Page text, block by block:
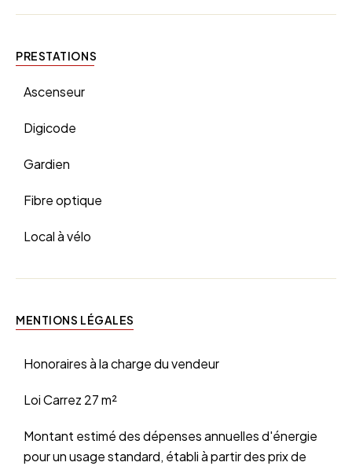
PRESTATIONS
Ascenseur
Digicode
Gardien
Fibre optique
Local à vélo
MENTIONS LÉGALES
Honoraires à la charge du vendeur
Loi Carrez 27 m²
Montant estimé des dépenses annuelles d'énergie
pour un usage standard, établi à partir des prix de